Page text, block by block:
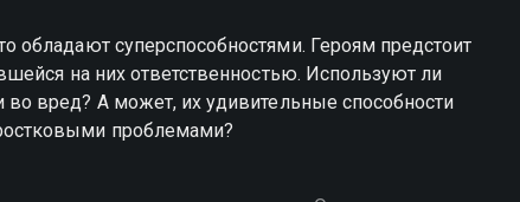
обладают суперспособностями. Героям предстоит
на них ответственностью. Используют ли
вред? А может, их удивительные способности
проблемами?